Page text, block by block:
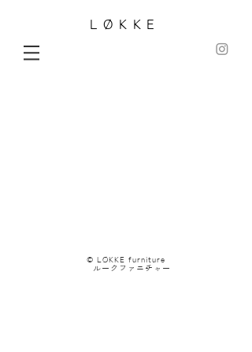
LØKKE
© LØKKE furniture​
ルークファニチャー​